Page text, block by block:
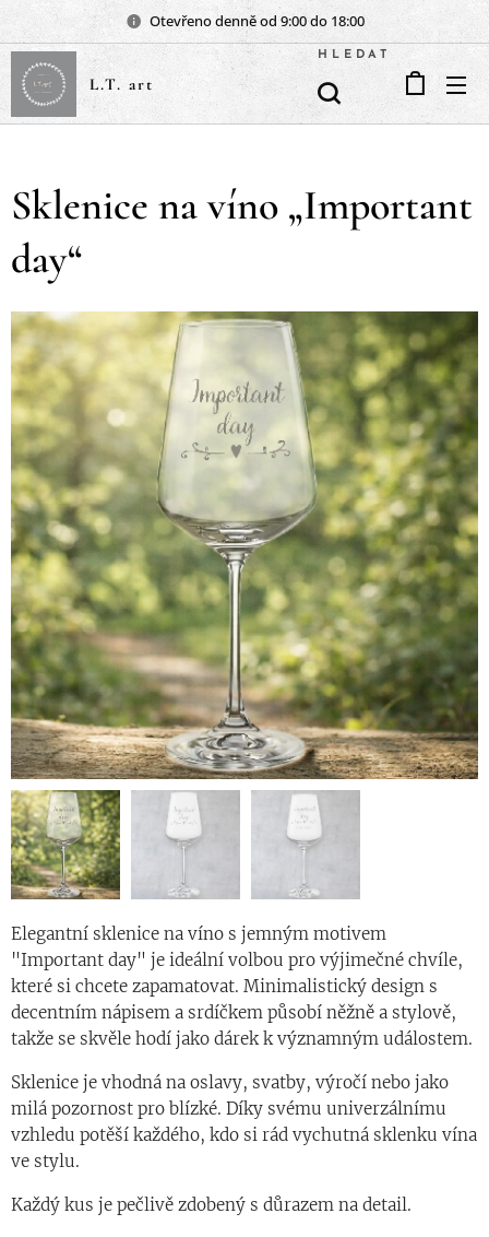
Otevřeno denně od 9:00 do 18:00
L.T. art
HLEDAT
Sklenice na víno „Important
day“
Elegantní sklenice na víno s jemným motivem
"Important day" je ideální volbou pro výjimečné chvíle,
které si chcete zapamatovat. Minimalistický design s
decentním nápisem a srdíčkem působí něžně a stylově,
takže se skvěle hodí jako dárek k významným událostem.
Sklenice je vhodná na oslavy, svatby, výročí nebo jako
milá pozornost pro blízké. Díky svému univerzálnímu
vzhledu potěší každého, kdo si rád vychutná sklenku vína
ve stylu.
Každý kus je pečlivě zdobený s důrazem na detail.